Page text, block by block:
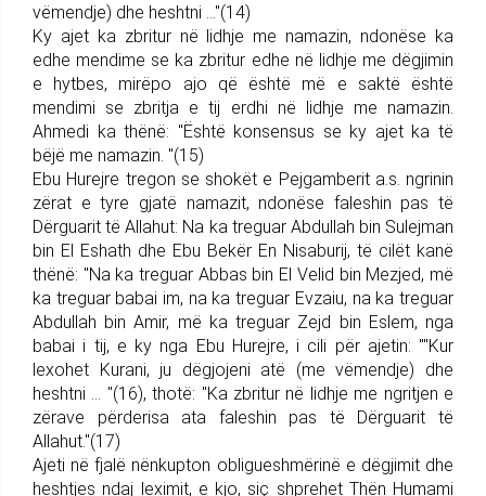
vëmendje) dhe heshtni ..."(14)
Ky ajet ka zbritur në lidhje me namazin, ndonëse ka
edhe mendime se ka zbritur edhe në lidhje me dëgjimin
e hytbes, mirëpo ajo që është më e saktë është
mendimi se zbritja e tij erdhi në lidhje me namazin.
Ahmedi ka thënë: "Është konsensus se ky ajet ka të
bëjë me namazin. "(15)
Ebu Hurejre tregon se shokët e Pejgamberit a.s. ngrinin
zërat e tyre gjatë namazit, ndonëse faleshin pas të
Dërguarit të Allahut: Na ka treguar Abdullah bin Sulejman
bin El Eshath dhe Ebu Bekër En Nisaburij, të cilët kanë
thënë: "Na ka treguar Abbas bin El Velid bin Mezjed, më
ka treguar babai im, na ka treguar Evzaiu, na ka treguar
Abdullah bin Amir, më ka treguar Zejd bin Eslem, nga
babai i tij, e ky nga Ebu Hurejre, i cili për ajetin: ""Kur
lexohet Kurani, ju dëgjojeni atë (me vëmendje) dhe
heshtni ... "(16), thotë: "Ka zbritur në lidhje me ngritjen e
zërave përderisa ata faleshin pas të Dërguarit të
Allahut."(17)
Ajeti në fjalë nënkupton obligueshmërinë e dëgjimit dhe
heshtjes ndaj leximit, e kjo, siç shprehet Thën Humami